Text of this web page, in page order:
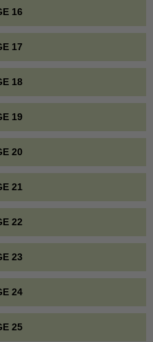
16
17
18
19
20
21
22
23
24
25